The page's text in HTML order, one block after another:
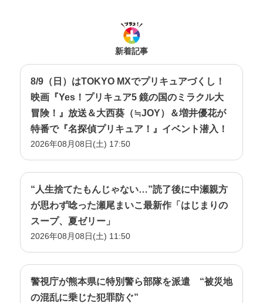
新着記事
8/9（日）はTOKYO MXでプリキュアづくし！
映画『Yes！プリキュア5 鏡の国のミラクル大
冒険！』放送＆大西葵（≒JOY）＆増井優花が
特番で『名探偵プリキュア！』イベント潜入！
2026年08月08日(土) 17:50
“人生捨てたもんじゃない…”読了後に中瀬親方
が思わず唸った瀬尾まいこ最新作「はじまりの
スープ、夏ゼリー」
2026年08月08日(土) 11:50
警視庁が熊本県に特別警ら部隊を派遣 “被災地
の混乱に乗じた犯罪防ぐ”